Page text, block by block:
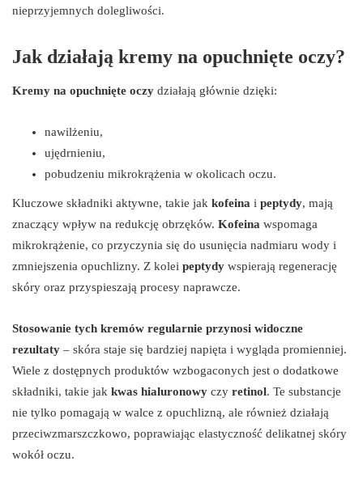
nieprzyjemnych dolegliwości.
Jak działają kremy na opuchnięte oczy?
Kremy na opuchnięte oczy działają głównie dzięki:
nawilżeniu,
ujędrnieniu,
pobudzeniu mikrokrążenia w okolicach oczu.
Kluczowe składniki aktywne, takie jak kofeina i peptydy, mają
znaczący wpływ na redukcję obrzęków. Kofeina wspomaga
mikrokrążenie, co przyczynia się do usunięcia nadmiaru wody i
zmniejszenia opuchlizny. Z kolei peptydy wspierają regenerację
skóry oraz przyspieszają procesy naprawcze.
Stosowanie tych kremów regularnie przynosi widoczne
rezultaty – skóra staje się bardziej napięta i wygląda promienniej.
Wiele z dostępnych produktów wzbogaconych jest o dodatkowe
składniki, takie jak kwas hialuronowy czy retinol. Te substancje
nie tylko pomagają w walce z opuchlizną, ale również działają
przeciwzmarszczkowo, poprawiając elastyczność delikatnej skóry
wokół oczu.